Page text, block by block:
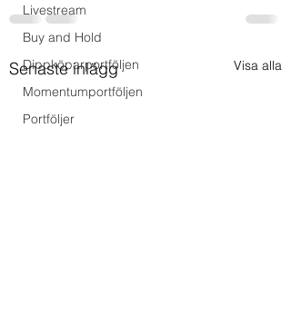
Livestream
Buy and Hold
Dippköparportföljen
Momentumportföljen
Portföljer
Senaste inlägg Visa alla